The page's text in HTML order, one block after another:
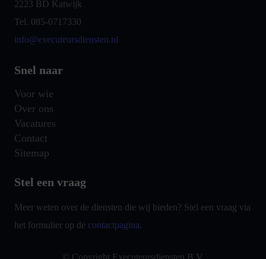
2223 BD Katwijk
Tel. 085-0717330
info@executeursdiensten.nl
Snel naar
Voor wie
Over ons
Vacatures
Contact
Sitemap
Stel een vraag
Meer weten over de diensten die wij bieden? Stel een vraag via
het formulier op de contactpagina.
© Copyright Executeursdiensten B.V.